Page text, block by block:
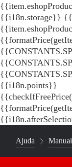
{{i18n.storage}}
{{i18n.points}}
Ajuda